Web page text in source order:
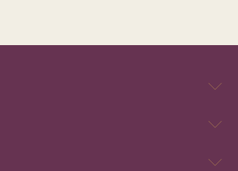
年8月17日
盒
盒
年9月25日
$100餐饮优惠券，适用于翠亨邨、
及 Yamm。
惠券一张；每满HK$800［不包括加一
券，餐厅职员会于结帐时收取优惠券